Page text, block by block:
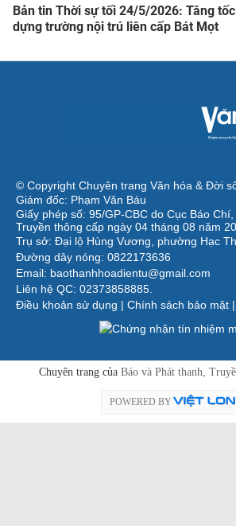
Bản tin Thời sự tối 24/5/2026: Tăng
dựng trường nội trú liên cấp Bát Mọt
© Copyright Chuyên trang Văn hóa & Đời
Giám đốc: Phạm Văn Báu
Giấy phép số: 95/GP-CBC do Cục Báo
Truyền thông cấp ngày 04 tháng 08 năm
Trụ sở: Đại lộ Hùng Vương, phường Hạc
Đường dây nóng: 0822173636
Email: baothanhhoadientu@gmail.com
Liên hệ QC: 02373858885.
Điều khoản sử dụng | Chính sách bảo mật |
Chuyên trang của Báo và Phát thanh,
POWERED BY